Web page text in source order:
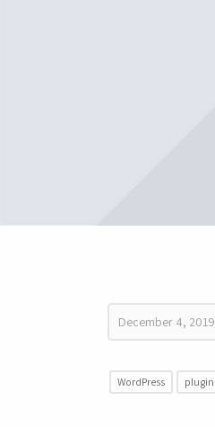
December 4, 2019
plugin
WordPress